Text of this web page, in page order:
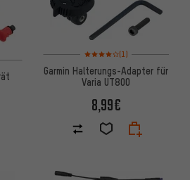
Bewertungen: 4 von 5
(1)
Garmin Halterungs-Adapter für
Varia UT800
8,99€